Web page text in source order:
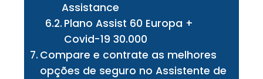
Assistance
Plano Assist 60 Europa +
Covid-19 30.000
Compare e contrate as melhores
opções de seguro no Assistente de